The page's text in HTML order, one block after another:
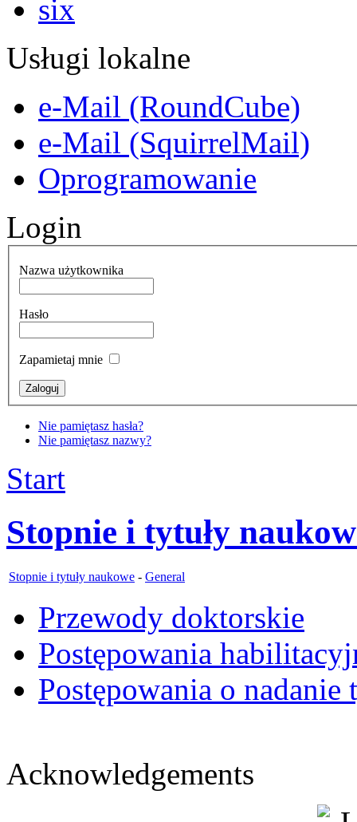
Usługi lokalne
e-Mail (RoundCube)
e-Mail (SquirrelMail)
Oprogramowanie
Login
Nazwa użytkownika
Hasło
Zapamietaj mnie
Nie pamiętasz hasła?
Nie pamiętasz nazwy?
Start
Stopnie i tytuły
Stopnie i tytuły naukowe - General
Przewody doktorskie
Postępowania
Postępowania o nadanie
Acknowledgements